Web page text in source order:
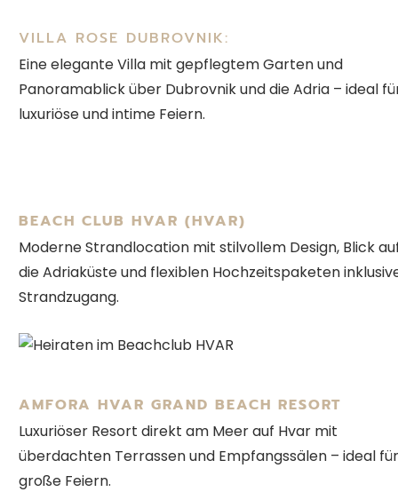
VILLA ROSE DUBROVNIK:
Eine elegante Villa mit gepflegtem Garten und
Panoramablick über Dubrovnik und die Adria – ideal
luxuriöse und intime Feiern.
BEACH CLUB HVAR (HVAR)
Moderne Strandlocation mit stilvollem Design, Blick
die Adriaküste und flexiblen Hochzeitspaketen
Strandzugang.
AMFORA HVAR GRAND BEACH RESORT
Luxuriöser Resort direkt am Meer auf Hvar mit
überdachten Terrassen und Empfangssälen – ideal für
große Feiern.